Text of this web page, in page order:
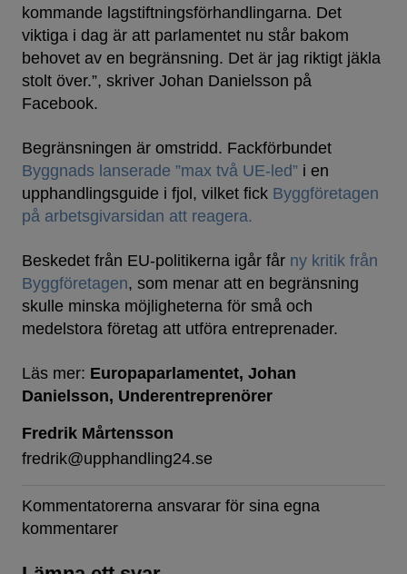
kommande lagstiftningsförhandlingarna. Det
viktiga i dag är att parlamentet nu står bakom
behovet av en begränsning. Det är jag riktigt jäkla
stolt över.”, skriver Johan Danielsson på
Facebook.
Begränsningen är omstridd. Fackförbundet
Byggnads lanserade ”max två UE-led” i en
upphandlingsguide i fjol, vilket fick Byggföretagen
på arbetsgivarsidan att reagera.
Beskedet från EU-politikerna igår får ny kritik från
Byggföretagen, som menar att en begränsning
skulle minska möjligheterna för små och
medelstora företag att utföra entreprenader.
Läs mer: Europaparlamentet Johan
Danielsson Underentreprenörer
Fredrik Mårtensson
fredrik@upphandling24.se
Kommentatorerna ansvarar för sina egna
kommentarer